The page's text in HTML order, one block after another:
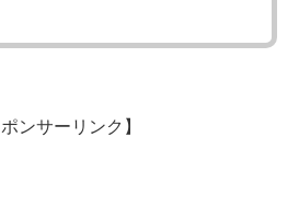
ポンサーリンク】